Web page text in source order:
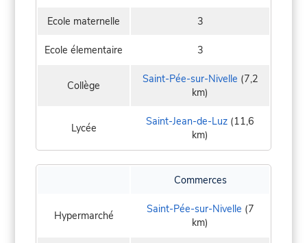
Ecole maternelle 3
Ecole élementaire 3
Collège Saint-Pée-sur-Nivelle (7,2
km)
Lycée Saint-Jean-de-Luz (11,6
km)
Commerces
Hypermarché Saint-Pée-sur-Nivelle (7
km)